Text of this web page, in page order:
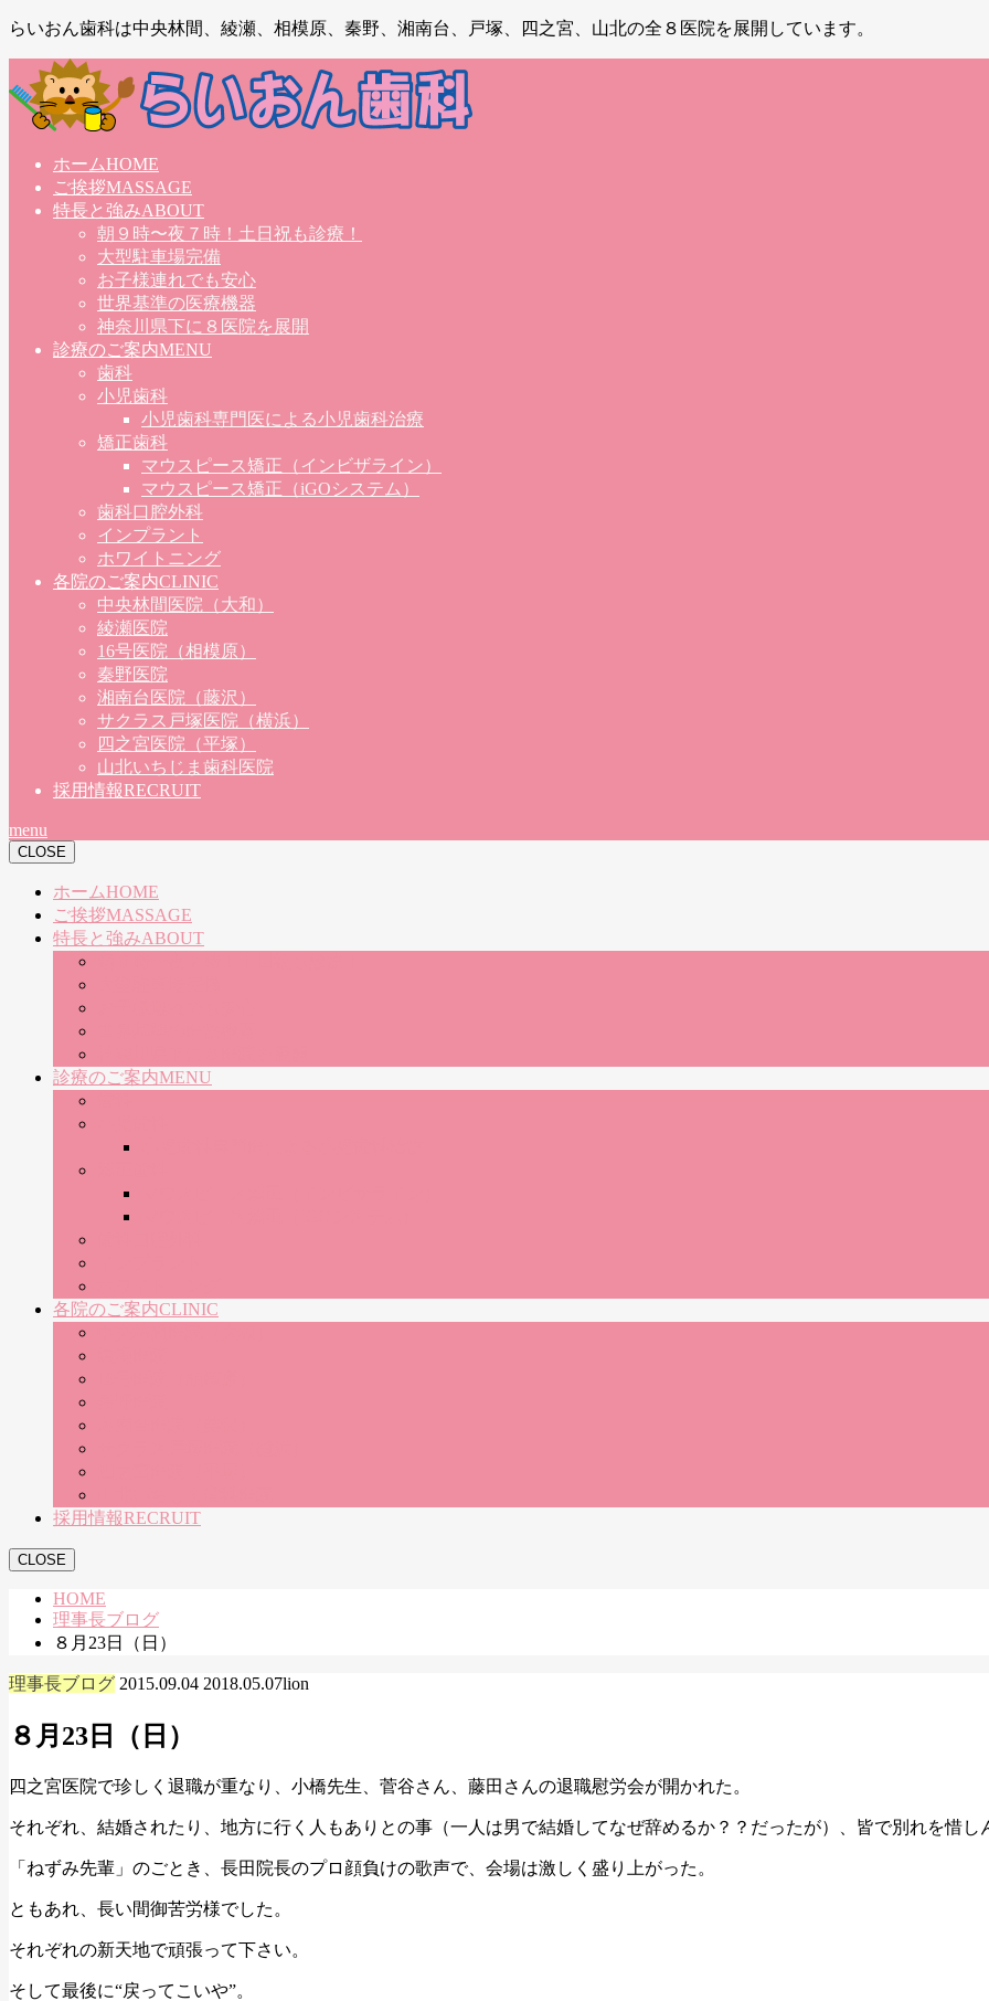
らいおん歯科は中央林間、綾瀬、相模原、秦野、湘南台、戸塚、四之宮、山北の全８医院を展開しています。
ホームHOME
ご挨拶MASSAGE
特長と強みABOUT
朝９時〜夜７時！土日祝も診療！
大型駐車場完備
お子様連れでも安心
世界基準の医療機器
神奈川県下に８医院を展開
診療のご案内MENU
歯科
小児歯科
小児歯科専門医による小児歯科治療
矯正歯科
マウスピース矯正（インビザライン）
マウスピース矯正（iGOシステム）
歯科口腔外科
インプラント
ホワイトニング
各院のご案内CLINIC
中央林間医院（大和）
綾瀬医院
16号医院（相模原）
秦野医院
湘南台医院（藤沢）
サクラス戸塚医院（横浜）
四之宮医院（平塚）
山北いちじま歯科医院
採用情報RECRUIT
menu
CLOSE
ホームHOME
ご挨拶MASSAGE
特長と強みABOUT
診療のご案内MENU
各院のご案内CLINIC
採用情報RECRUIT
CLOSE
HOME
理事長ブログ
８月23日（日）
理事長ブログ 2015.09.04 2018.05.07lion
８月23日（日）
四之宮医院で珍しく退職が重なり、小橋先生、菅谷さん、藤田さんの退職慰労会が開かれた。
それぞれ、結婚されたり、地方に行く人もありとの事（一人は男で結婚してなぜ辞めるか？？だったが）、皆で別れを惜し
「ねずみ先輩」のごとき、長田院長のプロ顔負けの歌声で、会場は激しく盛り上がった。
ともあれ、長い間御苦労様でした。
それぞれの新天地で頑張って下さい。
そして最後に“戻ってこいや”。